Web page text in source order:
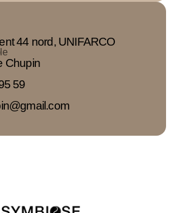
44 nord, UNIFARCO
Chupin
59